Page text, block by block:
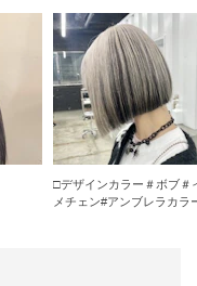
□デザインカラー＃ボブ＃
メチェン#アンブレラカラ